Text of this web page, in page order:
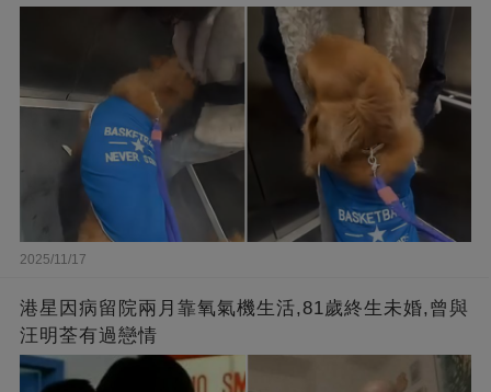
2025/11/17
港星因病留院兩月靠氧氣機生活,81歲終生未婚,曾與
汪明荃有過戀情